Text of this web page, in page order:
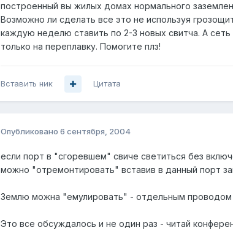
построенный вы жилых домах нормального
Возможно ли сделать все это не используя
каждую неделю ставить по 2-3 новых свитча. А
только на переплавку. Помогите плз!
Вставить ник Цитата
Опубликовано 6 сентября, 2004
если порт в "сгоревшем" свиче светиться без
можно "отремонтировать" вставив в данный порт
Землю можна "емулировать" - отдельным проводом
Это все обсуждалось и не один раз - читай